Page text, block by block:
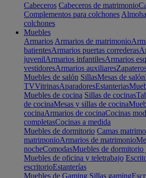
Cabeceros Cabeceros de matrimonio
Complementos para colchones
colchones
Muebles
Armarios Armarios de matrimonio
batientesArmarios puertas correderas
juvenilArmarios infantilesArmarios
vestidoresArmarios auxiliares
Muebles de salón SillasMesas de salón
TVVitrinasAparadoresEstanterias
Muebles de cocina Sillas de cocinas
de cocinaMesas y sillas de cocina
cocinaArmarios de cocinaCocinas
completasCocinas a medida
Muebles de dormitorio Camas
matrimonioArmarios de matrimonio
nocheComodasMuebles de dormitorio
Muebles de oficina y teletrabajo
escritorioEstanterías
Muebles de Gaming Sillas gaming